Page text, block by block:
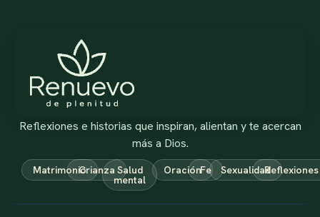
Reflexiones e historias que inspiran, alientan y te acercan
más a Dios.
MatrimonioCrianza Salud
mental
OraciónFe SexualidadReflexiones